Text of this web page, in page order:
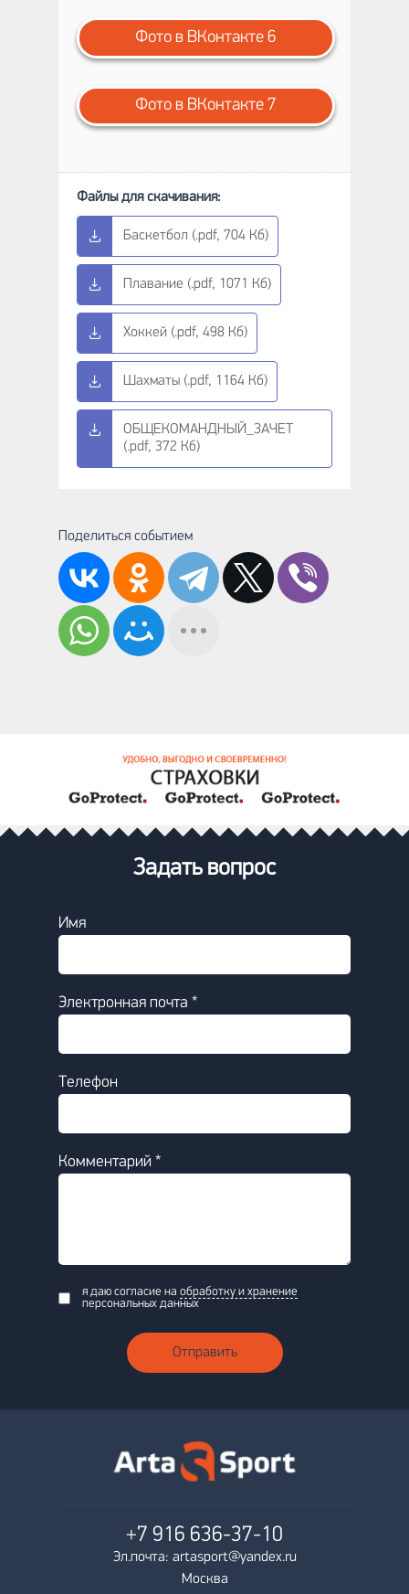
Фото в ВКонтакте 6
Фото в ВКонтакте 7
Баскетбол (.pdf, 704 Кб)
Плавание (.pdf, 1071 Кб)
Хоккей (.pdf, 498 Кб)
Шахматы (.pdf, 1164 Кб)
ОБЩЕКОМАНДНЫЙ_ЗАЧЕТ
(.pdf, 372 Кб)
Поделиться событием
Задать вопрос
Имя
Электронная почта *
Телефон
Комментарий *
я даю согласие на обработку и хранение
персональных данных
Отправить
+7 916 636-37-10
Эл.почта: artasport@yandex.ru
Москва